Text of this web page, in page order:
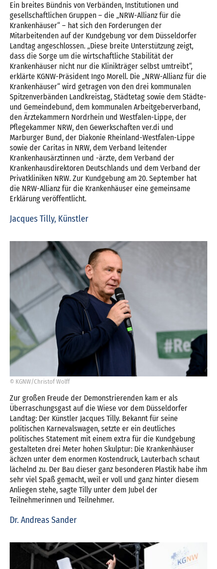
Ein breites Bündnis von Verbänden, Institutionen und
gesellschaftlichen Gruppen – die „NRW-Allianz für die
Krankenhäuser“ – hat sich den Forderungen der
Mitarbeitenden auf der Kundgebung vor dem Düsseldorfer
Landtag angeschlossen. „Diese breite Unterstützung zeigt,
dass die Sorge um die wirtschaftliche Stabilität der
Krankenhäuser nicht nur die Klinikträger selbst umtreibt“,
erklärte KGNW-Präsident Ingo Morell. Die „NRW-Allianz für die
Krankenhäuser“ wird getragen von den drei kommunalen
Spitzenverbänden Landkreistag, Städtetag sowie dem Städte-
und Gemeindebund, dem kommunalen Arbeitgeberverband,
den Ärztekammern Nordrhein und Westfalen-Lippe, der
Pflegekammer NRW, den Gewerkschaften ver.di und
Marburger Bund, der Diakonie Rheinland-Westfalen-Lippe
sowie der Caritas in NRW, dem Verband leitender
Krankenhausärztinnen und -ärzte, dem Verband der
Krankenhausdirektoren Deutschlands und dem Verband der
Privatkliniken NRW. Zur Kundgebung am 20. September hat
die NRW-Allianz für die Krankenhäuser eine gemeinsame
Erklärung veröffentlicht.
Jacques Tilly, Künstler
© KGNW/Christof Wolff
Zur großen Freude der Demonstrierenden kam er als
Überraschungsgast auf die Wiese vor dem Düsseldorfer
Landtag: Der Künstler Jacques Tilly. Bekannt für seine
politischen Karnevalswagen, setzte er ein deutliches
politisches Statement mit einem extra für die Kundgebung
gestalteten drei Meter hohen Skulptur: Die Krankenhäuser
ächzen unter dem enormen Kostendruck, Lauterbach schaut
lächelnd zu. Der Bau dieser ganz besonderen Plastik habe ihm
sehr viel Spaß gemacht, weil er voll und ganz hinter diesem
Anliegen stehe, sagte Tilly unter dem Jubel der
Teilnehmerinnen und Teilnehmer.
Dr. Andreas Sander